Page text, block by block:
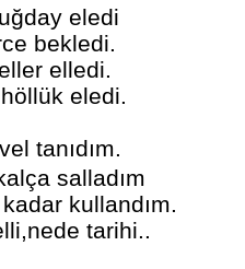
eledi
bekledi.
elledi.
eledi.
tanıdım.
salladım
kullandım.
tarihi..